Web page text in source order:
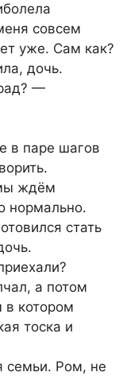
совсем
уже. Сам как?
дочь.
—
в паре шагов
ждём
нормально.
стать
а потом
в котором
тоска и
семьи. Ром, не